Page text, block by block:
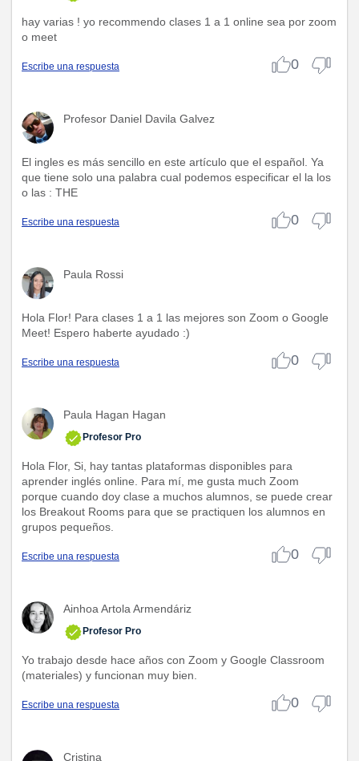
hay varias ! yo recommendo clases 1 a 1 online sea por zoom
o meet
Escribe una respuesta 0
Profesor Daniel Davila Galvez
El ingles es más sencillo en este artículo que el español. Ya
que tiene solo una palabra cual podemos especificar el la los
o las : THE
Escribe una respuesta 0
Paula Rossi
Hola Flor! Para clases 1 a 1 las mejores son Zoom o Google
Meet! Espero haberte ayudado :)
Escribe una respuesta 0
Paula Hagan Hagan
Profesor Pro
Hola Flor, Si, hay tantas plataformas disponibles para
aprender inglés online. Para mí, me gusta much Zoom
porque cuando doy clase a muchos alumnos, se puede crear
los Breakout Rooms para que se practiquen los alumnos en
grupos pequeños.
Escribe una respuesta 0
Ainhoa Artola Armendáriz
Profesor Pro
Yo trabajo desde hace años con Zoom y Google Classroom
(materiales) y funcionan muy bien.
Escribe una respuesta 0
Cristina